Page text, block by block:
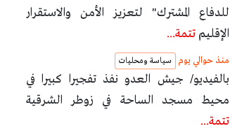
للدفاع المشترك" لتعزيز الأمن والاستقرار
الإقليم تتمة...
منذ حوالي يوم سياسة ومحليات
بالفيديو/ جيش العدو نفذ تفجيرا كبيرا في
محيط مسجد الساحة في زوطر الشرقية
تتمة...